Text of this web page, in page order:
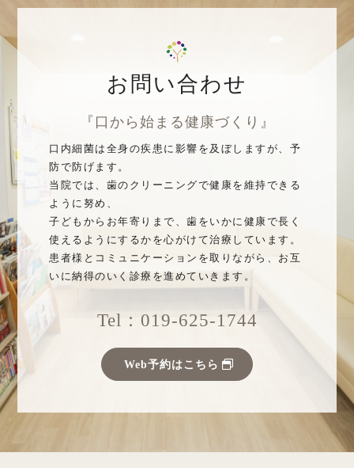
お問い合わせ
『口から始まる健康づくり』
口内細菌は全身の疾患に影響を及ぼしますが、予
防で防げます。
当院では、歯のクリーニングで健康を維持できる
ように努め、
子どもからお年寄りまで、歯をいかに健康で長く
使えるようにするかを心がけて治療しています。
患者様とコミュニケーションを取りながら、お互
いに納得のいく診療を進めていきます。
Tel：019-625-1744
Web予約はこちら